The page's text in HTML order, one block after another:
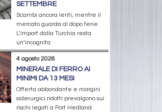
SETTEMBRE
Scambi ancora lenti, mentre il
mercato guarda al dopo ferie.
L’import dalla Turchia resta
un’incognita
4 agosto 2026
MINERALE DI FERRO AI
MINIMI DA 13 MESI
Offerta abbondante e margini
siderurgici ridotti prevalgono sui
rischi legati a Port Hedland